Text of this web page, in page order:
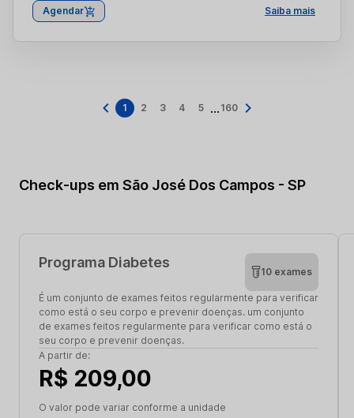
Agendar Saiba mais
1 2 3 4 5 ... 160
Check-ups em São José Dos Campos - SP
Programa Diabetes
10 exames
É um conjunto de exames feitos regularmente para verificar
como está o seu corpo e prevenir doenças. um conjunto
de exames feitos regularmente para verificar como está o
seu corpo e prevenir doenças.
A partir de:
R$ 209,00
O valor pode variar conforme a unidade